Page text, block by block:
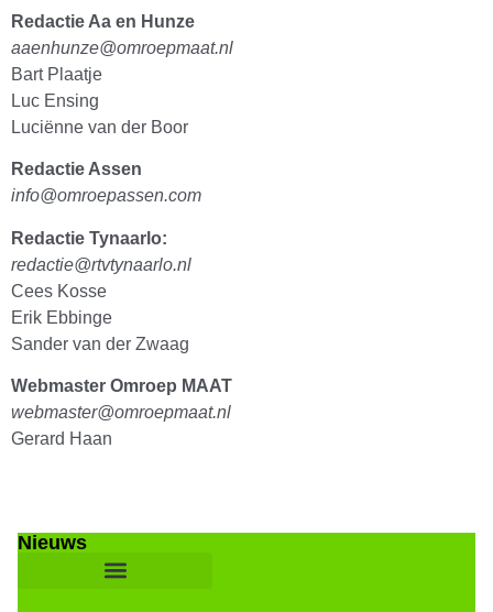
Redactie Aa en Hunze
aaenhunze@omroepmaat.nl
Bart Plaatje
Luc Ensing
Luciënne van der Boor
Redactie Assen
info@omroepassen.com
Redactie Tynaarlo:
redactie@rtvtynaarlo.nl
Cees Kosse
Erik Ebbinge
Sander van der Zwaag
Webmaster Omroep MAAT
webmaster@omroepmaat.nl
Gerard Haan
Nieuws